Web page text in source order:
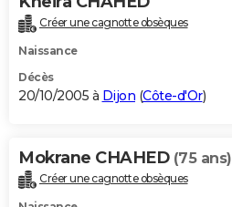
Créer une cagnotte obsèques
Naissance
Décès
20/10/2005 à Dijon (Côte-d'Or)
Mokrane CHAHED (75 ans)
Créer une cagnotte obsèques